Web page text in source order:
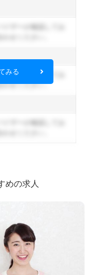
ザーが確認してお
わせください。
みる
めの求人